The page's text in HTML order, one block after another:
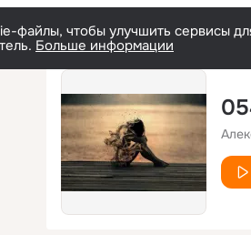
файлы, чтобы улучшить сервисы
Больше информации